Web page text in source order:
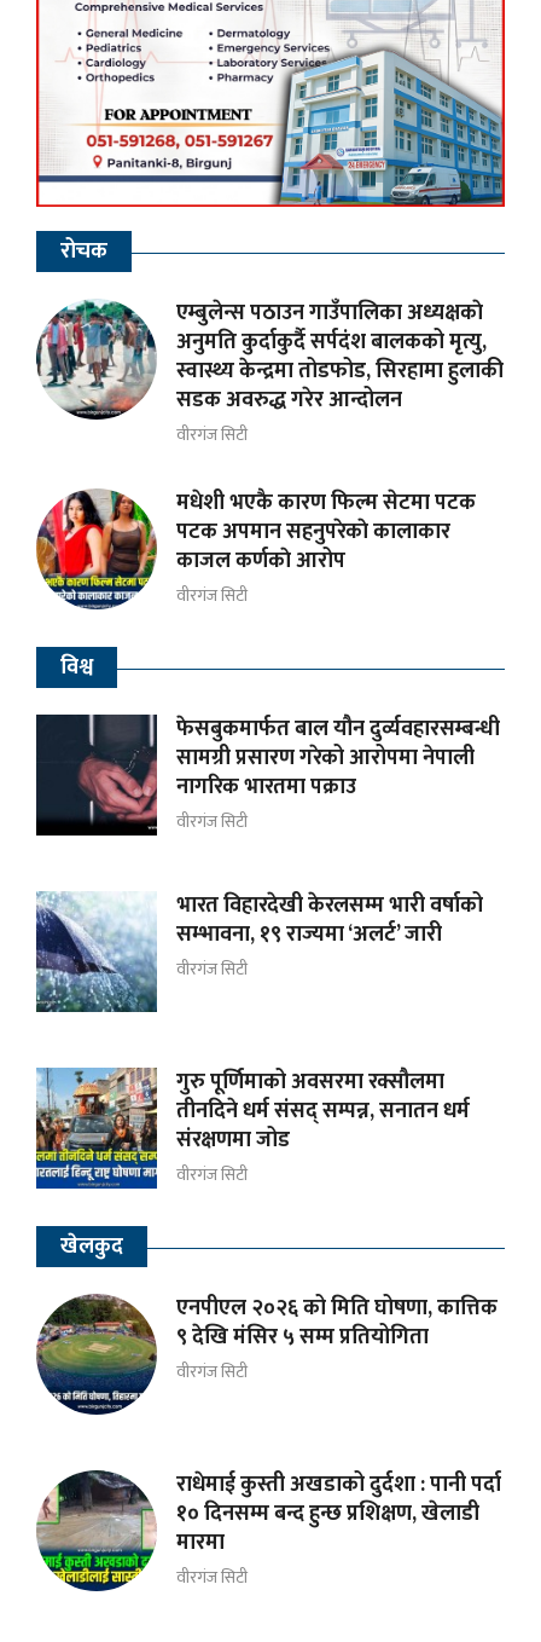
रोचक
एम्बुलेन्स पठाउन गाउँपालिका अध्यक्षकाे
अनुमति कुर्दाकुर्दै सर्पदंश बालकको मृत्यु,
स्वास्थ्य केन्द्रमा तोडफोड, सिरहामा हुलाकी
सडक अवरुद्ध गरेर आन्दोलन
वीरगंज सिटी
मधेशी भएकै कारण फिल्म सेटमा पटक
पटक अपमान सहनुपरेकाे कालाकार
काजल कर्णकाे आरोप
वीरगंज सिटी
विश्व
फेसबुकमार्फत बाल यौन दुर्व्यवहारसम्बन्धी
सामग्री प्रसारण गरेको आरोपमा नेपाली
नागरिक भारतमा पक्राउ
वीरगंज सिटी
भारत विहारदेखी केरलसम्म भारी वर्षाको
सम्भावना, १९ राज्यमा ‘अलर्ट’ जारी
वीरगंज सिटी
गुरु पूर्णिमाको अवसरमा रक्सौलमा
तीनदिने धर्म संसद् सम्पन्न, सनातन धर्म
संरक्षणमा जोड
वीरगंज सिटी
खेलकुद
एनपीएल २०२६ को मिति घोषणा, कात्तिक
९ देखि मंसिर ५ सम्म प्रतियोगिता
वीरगंज सिटी
राधेमाई कुस्ती अखडाको दुर्दशा : पानी पर्दा
१० दिनसम्म बन्द हुन्छ प्रशिक्षण, खेलाडी
मारमा
वीरगंज सिटी